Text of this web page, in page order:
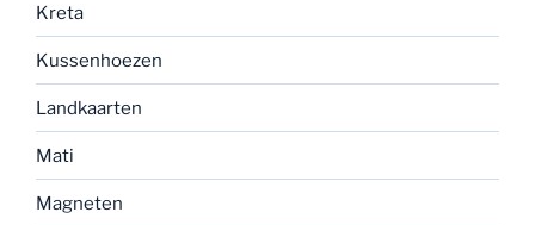
Kreta
Kussenhoezen
Landkaarten
Mati
Magneten